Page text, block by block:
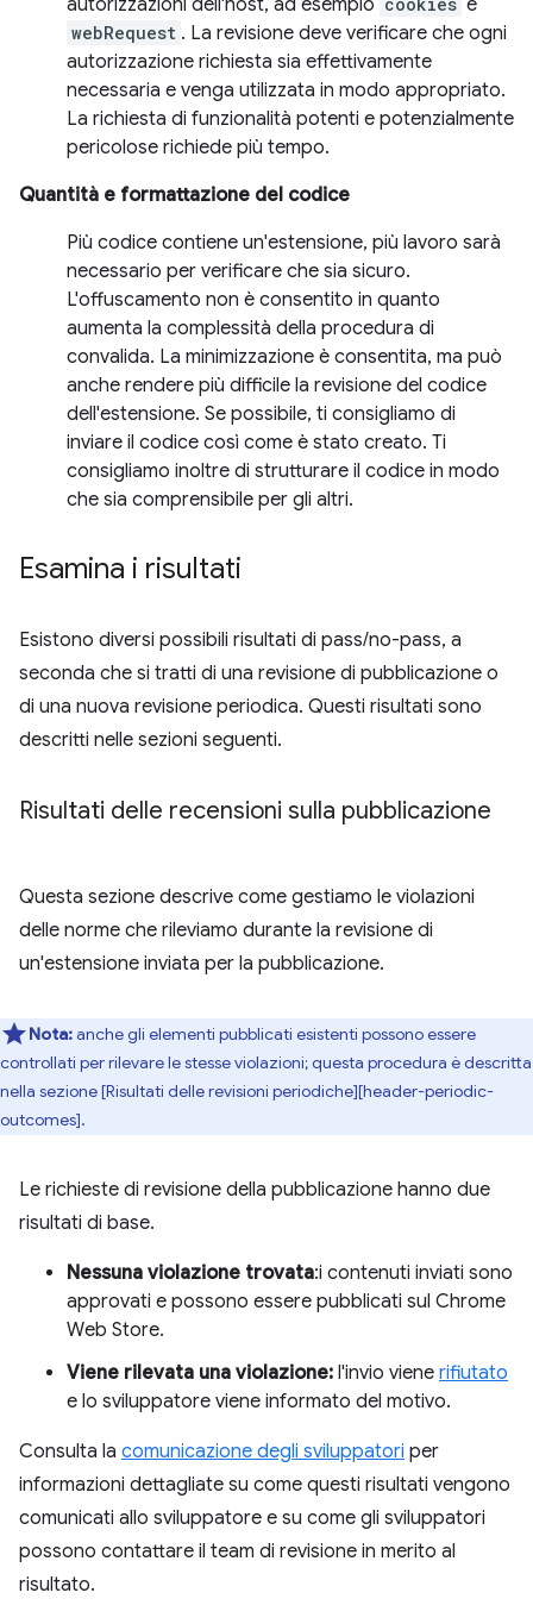
autorizzazioni dell'host, ad esempio e
webRequest . La revisione deve verificare che ogni
autorizzazione richiesta sia effettivamente
necessaria e venga utilizzata in modo appropriato.
La richiesta di funzionalità potenti e potenzialmente
pericolose richiede più tempo.
Quantità e formattazione del codice
Più codice contiene un'estensione, più lavoro sarà
necessario per verificare che sia sicuro.
L'offuscamento non è consentito in quanto
aumenta la complessità della procedura di
convalida. La minimizzazione è consentita, ma può
anche rendere più difficile la revisione del codice
dell'estensione. Se possibile, ti consigliamo di
inviare il codice così come è stato creato. Ti
consigliamo inoltre di strutturare il codice in modo
che sia comprensibile per gli altri.
Esamina i risultati
Esistono diversi possibili risultati di pass/no-pass, a
seconda che si tratti di una revisione di pubblicazione o
di una nuova revisione periodica. Questi risultati sono
descritti nelle sezioni seguenti.
Risultati delle recensioni sulla pubblicazione
Questa sezione descrive come gestiamo le violazioni
delle norme che rileviamo durante la revisione di
un'estensione inviata per la pubblicazione.
Nota:anche gli elementi pubblicati esistenti possono essere
controllati per rilevare le stesse violazioni; questa procedura è descritta
nella sezione [Risultati delle revisioni periodiche][header-periodic-
outcomes].
Le richieste di revisione della pubblicazione hanno due
risultati di base.
Nessuna violazione trovata:i contenuti inviati sono
approvati e possono essere pubblicati sul Chrome
Web Store.
Viene rilevata una violazione: l'invio viene rifiutato
e lo sviluppatore viene informato del motivo.
Consulta la comunicazione degli sviluppatori per
informazioni dettagliate su come questi risultati vengono
comunicati allo sviluppatore e su come gli sviluppatori
possono contattare il team di revisione in merito al
risultato.